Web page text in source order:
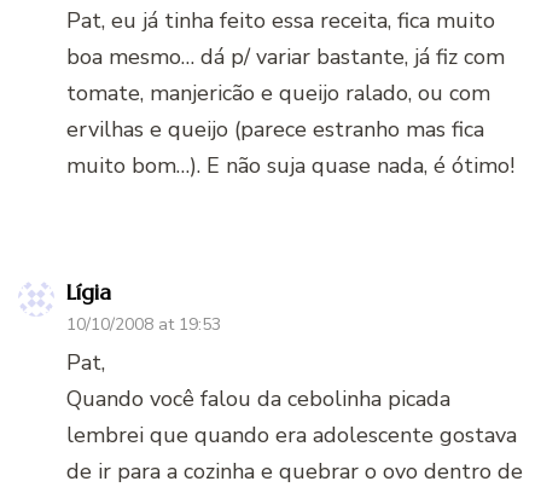
Pat, eu já tinha feito essa receita, fica muito
boa mesmo… dá p/ variar bastante, já fiz com
tomate, manjericão e queijo ralado, ou com
ervilhas e queijo (parece estranho mas fica
muito bom…). E não suja quase nada, é ótimo!
Lígia
10/10/2008 at 19:53
Pat,
Quando você falou da cebolinha picada
lembrei que quando era adolescente gostava
de ir para a cozinha e quebrar o ovo dentro de